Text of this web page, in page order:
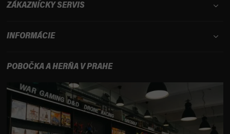
ZÁKAZNÍCKY SERVIS
INFORMÁCIE
POBOČKA A HERŇA V PRAHE